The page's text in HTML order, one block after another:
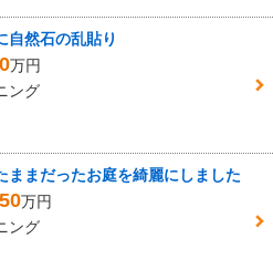
自然石の乱貼り
万円
ング
ままだったお庭を綺麗にしました
万円
ング